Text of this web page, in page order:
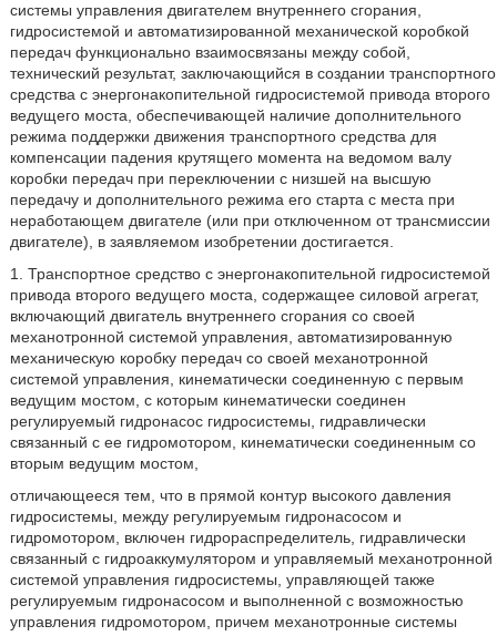
системы управления двигателем внутреннего сгорания,
гидросистемой и автоматизированной механической коробкой
передач функционально взаимосвязаны между собой,
технический результат, заключающийся в создании транспортного
средства с энергонакопительной гидросистемой привода второго
ведущего моста, обеспечивающей наличие дополнительного
режима поддержки движения транспортного средства для
компенсации падения крутящего момента на ведомом валу
коробки передач при переключении с низшей на высшую
передачу и дополнительного режима его старта с места при
неработающем двигателе (или при отключенном от трансмиссии
двигателе), в заявляемом изобретении достигается.
1. Транспортное средство с энергонакопительной гидросистемой
привода второго ведущего моста, содержащее силовой агрегат,
включающий двигатель внутреннего сгорания со своей
механотронной системой управления, автоматизированную
механическую коробку передач со своей механотронной
системой управления, кинематически соединенную с первым
ведущим мостом, с которым кинематически соединен
регулируемый гидронасос гидросистемы, гидравлически
связанный с ее гидромотором, кинематически соединенным со
вторым ведущим мостом,
отличающееся тем, что в прямой контур высокого давления
гидросистемы, между регулируемым гидронасосом и
гидромотором, включен гидрораспределитель, гидравлически
связанный с гидроаккумулятором и управляемый механотронной
системой управления гидросистемы, управляющей также
регулируемым гидронасосом и выполненной с возможностью
управления гидромотором, причем механотронные системы